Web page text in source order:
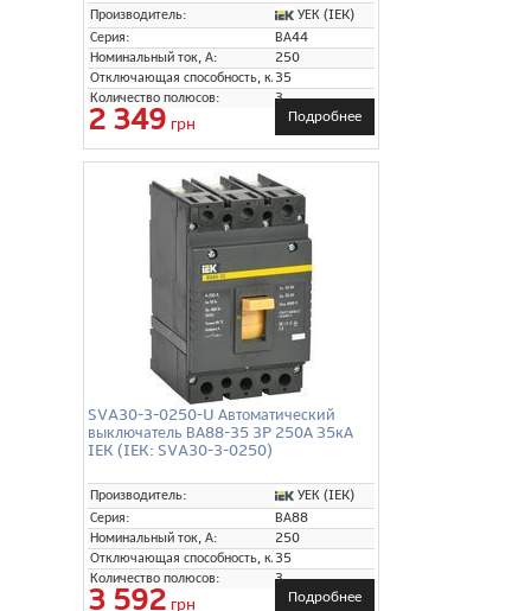
Производитель:
УЕК (IEK)
Серия:
ВА44
Номинальный ток, А:
250
Отключающая способность, кА:35
Количество полюсов:
3
2 349 грн Подробнее
SVA30-3-0250-U Автоматический
выключатель ВА88-35 3P 250А 35кА
IEK (IEK: SVA30-3-0250)
Производитель:
УЕК (IEK)
Серия:
ВА88
Номинальный ток, А:
250
Отключающая способность, кА:35
Количество полюсов:
3
3 592 грн Подробнее